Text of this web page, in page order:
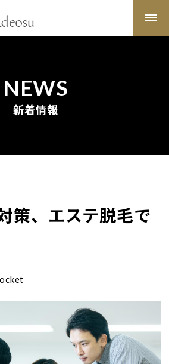
NEWS
新着情報
策、エステ脱毛で